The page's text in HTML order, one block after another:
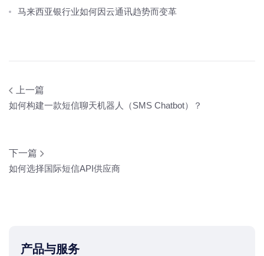
马来西亚银行业如何因云通讯趋势而变革
上一篇
如何构建一款短信聊天机器人（SMS Chatbot）？
下一篇
如何选择国际短信API供应商
产品与服务